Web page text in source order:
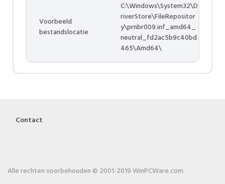
Voorbeeld
bestandslocatie
C:\Windows\System32\D
riverStore\FileRepositor
y\prnbr009.inf_amd64_
neutral_fd2ac5b9c40bd
465\Amd64\
Contact
Alle rechten voorbehouden © 2001-2019 WinPCWare.com